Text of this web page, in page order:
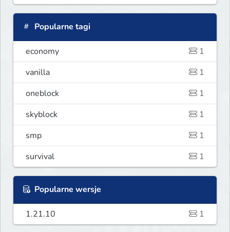
Popularne tagi
economy
1
vanilla
1
oneblock
1
skyblock
1
smp
1
survival
1
Popularne wersje
1.21.10 1